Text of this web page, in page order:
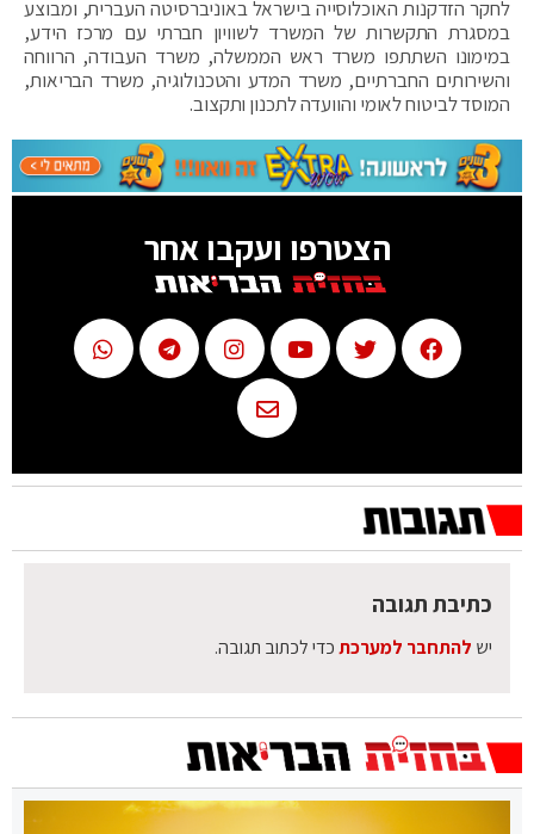
לחקר הזדקנות האוכלוסייה בישראל באוניברסיטה העברית, ומבוצע
במסגרת התקשרות של המשרד לשוויון חברתי עם מרכז הידע,
במימונו השתתפו משרד ראש הממשלה, משרד העבודה, הרווחה
והשירותים החברתיים, משרד המדע והטכנולוגיה, משרד הבריאות,
המוסד לביטוח לאומי והוועדה לתכנון ותקצוב.
הצטרפו ועקבו אחר
כתיבת תגובה
יש להתחבר למערכתכדי לכתוב תגובה.